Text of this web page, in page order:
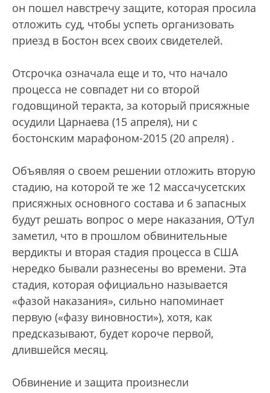
он пошел навстречу защите, которая просила
отложить суд, чтобы успеть организовать
приезд в Бостон всех своих свидетелей.
Отсрочка означала еще и то, что начало
процесса не совпадет ни со второй
годовщиной теракта, за который присяжные
осудили Царнаева (15 апреля), ни с
бостонским марафоном-2015 (20 апреля) .
Объявляя о своем решении отложить вторую
стадию, на которой те же 12 массачусетских
присяжных основного состава и 6 запасных
будут решать вопрос о мере наказания, О’Тул
заметил, что в прошлом обвинительные
вердикты и вторая стадия процесса в США
нередко бывали разнесены во времени. Эта
стадия, которая официально называется
«фазой наказания», сильно напоминает
первую («фазу виновности»), хотя, как
предсказывают, будет короче первой,
длившейся месяц.
Обвинение и защита произнесли